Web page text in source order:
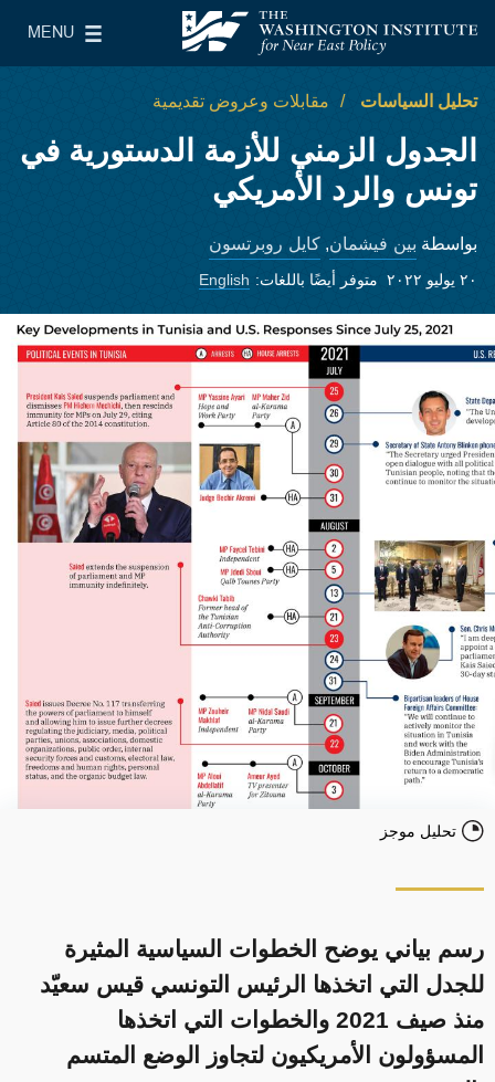
معهد واشنطن لسياسات الشرق الأدنى
MENU
Main Menu
تحليل السياسات مقابلات وعروض تقديمية
الجدول الزمني للأزمة الدستورية في
تونس والرد الأمريكي
بواسطة بين فيشمان, كايل روبرتسون
٢٠ يوليو ٢٠٢٢ متوفر أيضًا باللغات: English
تحليل موجز
رسم بياني يوضح الخطوات السياسية المثيرة
للجدل التي اتخذها الرئيس التونسي قيس سعيّد
منذ صيف 2021 والخطوات التي اتخذها
المسؤولون الأمريكيون لتجاوز الوضع المتسم